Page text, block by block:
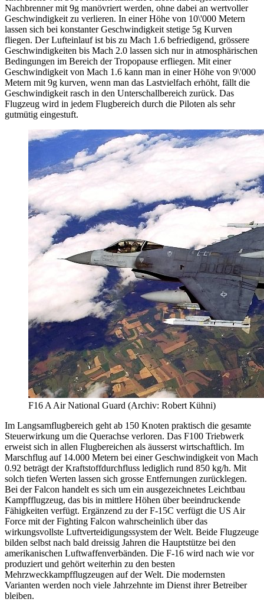
Nachbrenner mit 9g manövriert werden, ohne dabei an wertvoller
Geschwindigkeit zu verlieren. In einer Höhe von 10\'000 Metern
lassen sich bei konstanter Geschwindigkeit stetige 5g Kurven
fliegen. Der Lufteinlauf ist bis zu Mach 1.6 befriedigend, grössere
Geschwindigkeiten bis Mach 2.0 lassen sich nur in atmosphärischen
Bedingungen im Bereich der Tropopause erfliegen. Mit einer
Geschwindigkeit von Mach 1.6 kann man in einer Höhe von 9\'000
Metern mit 9g kurven, wenn man das Lastvielfach erhöht, fällt die
Geschwindigkeit rasch in den Unterschallbereich zurück. Das
Flugzeug wird in jedem Flugbereich durch die Piloten als sehr
gutmütig eingestuft.
F16 A Air National Guard (Archiv: Robert Kühni)
Im Langsamflugbereich geht ab 150 Knoten praktisch die gesamte
Steuerwirkung um die Querachse verloren. Das F100 Triebwerk
erweist sich in allen Flugbereichen als äusserst wirtschaftlich. Im
Marschflug auf 14.000 Metern bei einer Geschwindigkeit von Mach
0.92 beträgt der Kraftstoffdurchfluss lediglich rund 850 kg/h. Mit
solch tiefen Werten lassen sich grosse Entfernungen zurücklegen.
Bei der Falcon handelt es sich um ein ausgezeichnetes Leichtbau
Kampfflugzeug, das bis in mittlere Höhen über beeindruckende
Fähigkeiten verfügt. Ergänzend zu der F-15C verfügt die US Air
Force mit der Fighting Falcon wahrscheinlich über das
wirkungsvollste Luftverteidigungssystem der Welt. Beide Flugzeuge
bilden selbst nach bald dreissig Jahren die Hauptstütze bei den
amerikanischen Luftwaffenverbänden. Die F-16 wird nach wie vor
produziert und gehört weiterhin zu den besten
Mehrzweckkampfflugzeugen auf der Welt. Die modernsten
Varianten werden noch viele Jahrzehnte im Dienst ihrer Betreiber
bleiben.